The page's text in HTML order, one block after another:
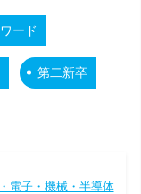
ード
第二新卒
電子・機械・半導体